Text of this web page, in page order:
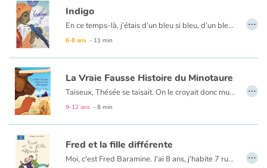
Blog
Actualités
Par thématique
Rencontres et témoignages
Contes d'ici et d'ailleurs
Autour de la lecture
Indigo
En ce temps-là, j’étais d’un bleu si bleu, d’un bleu si merveilleux, que de mémoire d’homme on n’avait jamais vu oiseau plus beau. J’étais plus fier qu’un paon. Si fier que je me pavanais devant tous les animaux. Si fier qu’un jour, j’osai même me comparer au Soleil...
6-8 ans - 11 min
…
La Vraie Fausse Histoire du Minotaure
Taiseux, Thésée se taisait. On le croyait donc muet, idiot, fou ou même pire, étranger ! Alors, par crainte et par principe de précaution, on le chassait. Toujours contraint à l’exil, il finit un jour par accoster en Crète. Le petit peuple était en pleine effervescence. C’était le grand jour, selon la tradition, chaque année, un jeune homme était désigné pour partir affronter l’effroyable créature mi-homme mi-taureau : le Minotaure… De belles illustrations et du suspens pour revisiter avec humour l’étonnant mythe de Thésée et du Minotaure.
9-12 ans - 8 min
…
Fred et la fille différente
Moi, c'est Fred Baramine. J'ai 8 ans, j'habite 7 rue Cénou. Samedi, la journée avait super bien commencé : avec Maman, on regardait les dessins animés... jusqu'à ce que sa cousine Caroline arrive avec sa fille ! Elle était - comment dire ? - différente. On m'a expliqué qu'elle était née avec « la trisomie 21 »... …